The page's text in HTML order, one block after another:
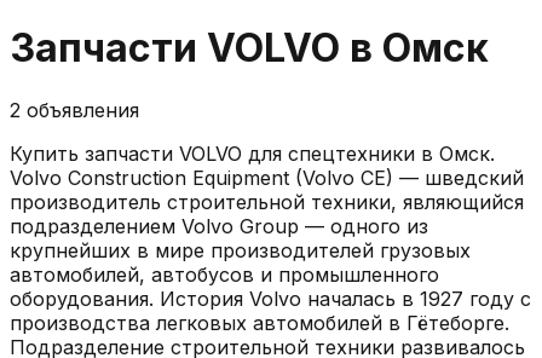
Запчасти VOLVO в Омск
2 объявления
Купить запчасти VOLVO для спецтехники в Омск.
Volvo Construction Equipment (Volvo CE) — шведский
производитель строительной техники, являющийся
подразделением Volvo Group — одного из
крупнейших в мире производителей грузовых
автомобилей, автобусов и промышленного
оборудования. История Volvo началась в 1927 году с
производства легковых автомобилей в Гётеборге.
Подразделение строительной техники развивалось